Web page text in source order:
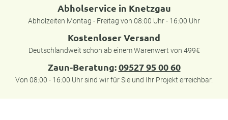
Abholservice in Knetzgau
Abholzeiten Montag - Freitag von 08:00 Uhr - 16:00 Uhr
Kostenloser Versand
Deutschlandweit schon ab einem Warenwert von 499€
Zaun-Beratung:09527 95 00 60
Von 08:00 - 16:00 Uhr sind wir für Sie und Ihr Projekt erreichbar.